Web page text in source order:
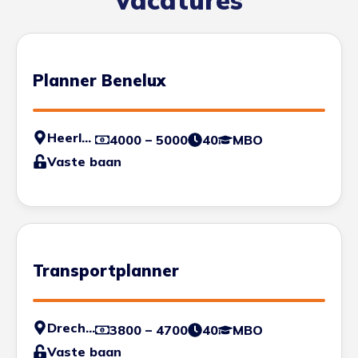
Planner Benelux
Heerlen 4000 – 5000 40
MBO
Vaste baan
Transportplanner
Drechtsteden 3800 – 4700 40
MBO
Vaste baan